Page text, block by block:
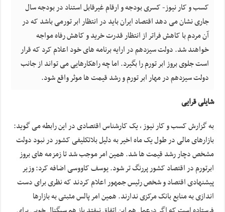
کسب و کار نیوز- کسری بودجه و ارقام غیرقابل استناد در بودجه سال
جاری نشان می دهد اقتصاد ایران باید در انتظار ابر تورمی باشد که در
آن مردم با کاهش فراتر از انتظار قدرت خرید و کاهش رفاه مواجه
خواهند شد. دولت سیزدهم در ارایه برنامه های خود اعلام کرد که قرار
است جلوی بروز ابر تورم را بگیرد. اما چه راهکارهایی می تواند از جانب
دولت سیزدهم در مهار ابر تورم و رشد قیمت ها موثر واقع شود.
شایلی قرایی
به گزارش کسب و کار نیوز ، یک کارشناس اقتصادی در این رابطه می گوید:
بازارهای مالی در طول یک ماه اخیر به دلیل بلاتکلیفی کشور در نبود دولت
مشخص دچار رشد قیمت ها شد. همین امر موجب شد تا زمزمه های بروز
ابرتورم در اقتصاد کشور پررنگ تر شود. یوسف کاووسی اضافه کرد: وزیر
پیشنهادی اقتصاد و شخص رئیس جمهور اعلام کردند که نظری برای دست
اندازی به منابع بانک مرکزی ندارند. همین امر پالس مثبتی به بازارها